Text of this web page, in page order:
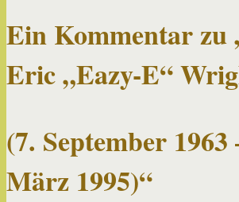
Ein Kommentar zu
Eric „Eazy-E“
(7. September 1963
März 1995)“